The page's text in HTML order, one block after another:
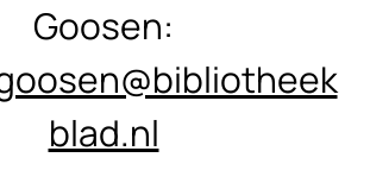
Goosen:
blad.nl